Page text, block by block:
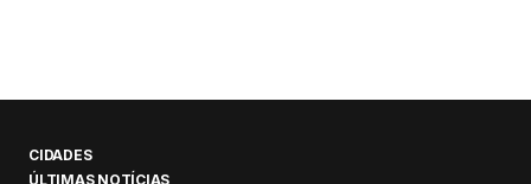
CIDADES
ÚLTIMAS NOTÍCIAS